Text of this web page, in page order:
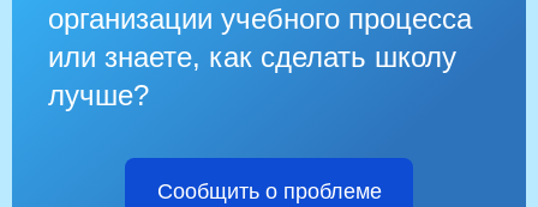
организации учебного процесса
или знаете, как сделать школу
лучше?
Сообщить о проблеме